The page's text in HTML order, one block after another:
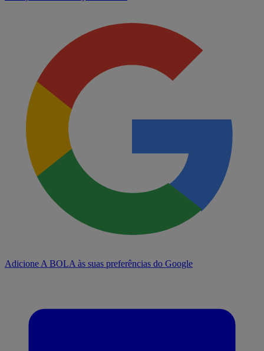
Adicione A BOLA às suas preferências do Google